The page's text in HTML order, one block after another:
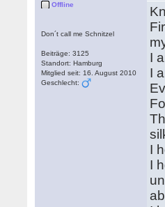
Offline
Don´t call me Schnitzel
Beiträge: 3125
Standort: Hamburg
Mitglied seit: 16. August 2010
Geschlecht:
I
I
I
I